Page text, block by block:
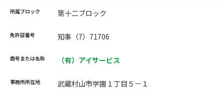
第十二ブロック
知事（7）71706
（有）アイサービス
武蔵村山市学園１丁目５－１